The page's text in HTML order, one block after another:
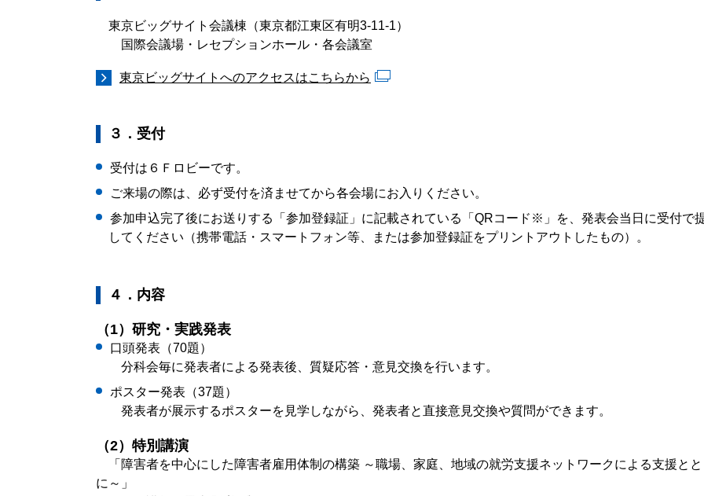
東京ビッグサイト会議棟（東京都江東区有明3-11-1）
国際会議場・レセプションホール・各会議室
東京ビッグサイトへのアクセスはこちらから
３．受付
受付は６Ｆロビーです。
ご来場の際は、必ず受付を済ませてから各会場にお入りください。
参加申込完了後にお送りする「参加登録証」に記載されている「QRコード※」を、発表会当日に受付で
してください（携帯電話・スマートフォン等、または参加登録証をプリントアウトしたもの）。
４．内容
（1）研究・実践発表
口頭発表（70題）
分科会毎に発表者による発表後、質疑応答・意見交換を行います。
ポスター発表（37題）
発表者が展示するポスターを見学しながら、発表者と直接意見交換や質問ができます。
（2）特別講演
「障害者を中心にした障害者雇用体制の構築 ～職場、家庭、地域の就労支援ネットワークによる支援と
に～」